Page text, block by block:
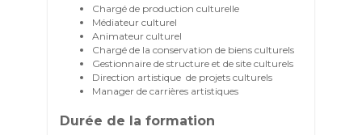
Chargé de production culturelle
Médiateur culturel
Animateur culturel
Chargé de la conservation de biens culturels
Gestionnaire de structure et de site culturels
Direction artistique de projets culturels
Manager de carrières artistiques
Durée de la formation